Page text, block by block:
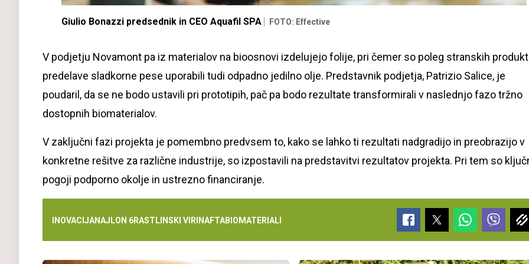
Giulio Bonazzi predsednik in CEO Aquafil SPA FOTO: Effective
V podjetju Novamont pa iz materialov na bioosnovi izdelujejo folije, pri čemer so poleg stranskih
predelave sladkorne pese uporabili tudi odpadno jedilno olje. Predstavnik podjetja, Patrizio Salice, je
poudaril, da se ne bodo ustavili pri prototipih, pač pa bodo rezultate transformirali v naslednjo fazo tržno
dostopnih biomaterialov.
V zaključni fazi projekta je pomembno predvsem to, kako se lahko ti rezultati nadgradijo in preobrazijo v
konkretne rešitve za različne industrije, so izpostavili na predstavitvi rezultatov projekta. Pri tem so
pogoji podporno okolje in ustrezno financiranje.
INOVACIJANAJLON 6RASTLINSKI VIRI NAFTABIOMATERIALI